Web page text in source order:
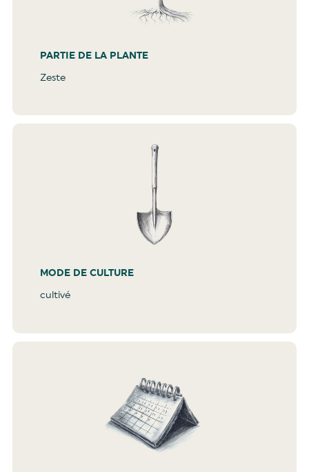
PARTIE DE LA PLANTE
Zeste
MODE DE CULTURE
cultivé